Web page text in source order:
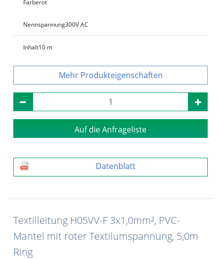
Farberot
Nennspannung300V AC
Inhalt10 m
Produkteigenschaften
Auf die Anfrageliste
Datenblatt
Textilleitung H05VV-F 3x1,0mm², PVC-
Mantel mit roter Textilumspannung, 5,0m
Ring